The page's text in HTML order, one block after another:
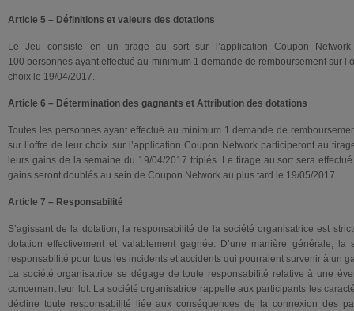
Article 5 – Définitions et valeurs des dotations
Le Jeu consiste en un tirage au sort sur l’application Coupon
100 personnes ayant effectué au minimum 1 demande de remboursement sur
choix le 19/04/2017.
Article 6 – Détermination des gagnants et Attribution des dotations
Toutes les personnes ayant effectué au minimum 1 demande de
sur l’offre de leur choix sur l’application Coupon Network participeront au
leurs gains de la semaine du 19/04/2017 triplés. Le tirage au sort sera
gains seront doublés au sein de Coupon Network au plus tard le 19/05/2017.
Article 7 – Responsabilité
S’agissant de la dotation, la responsabilité de la société organisatrice est
dotation effectivement et valablement gagnée. D’une manière générale, la
responsabilité pour tous les incidents et accidents qui pourraient survenir à un
La société organisatrice se dégage de toute responsabilité relative à une
concernant leur lot. La société organisatrice rappelle aux participants les
décline toute responsabilité liée aux conséquences de la connexion des